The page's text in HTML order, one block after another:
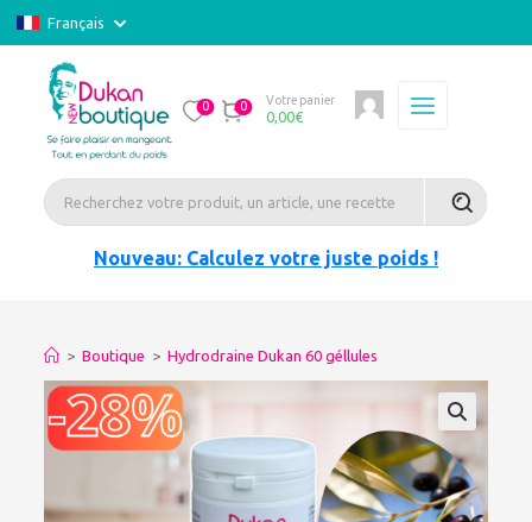
Français
0 0 Votre panier
0,00€
Nouveau: Calculez votre juste poids !
> Boutique > Hydrodraine Dukan 60 géllules